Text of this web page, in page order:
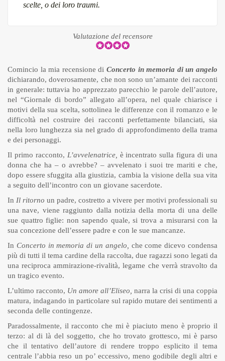
scelte, o dei loro traumi.
Valutazione del recensore
Comincio la mia recensione di Concerto in memoria di un angelo
dichiarando, doverosamente, che non sono un’amante dei racconti
in generale: tuttavia ho apprezzato parecchio le parole dell’autore,
nel “Giornale di bordo” allegato all’opera, nel quale chiarisce i
motivi della sua scelta, sottolinea le differenze con il romanzo e le
difficoltà nel costruire dei racconti perfettamente bilanciati, sia
nella loro lunghezza sia nel grado di approfondimento della trama
e dei personaggi.
Il primo racconto, L’avvelenatrice, è incentrato sulla figura di una
donna che ha – o avrebbe? – avvelenato i suoi tre mariti e che,
dopo essere sfuggita alla giustizia, cambia la visione della sua vita
a seguito dell’incontro con un giovane sacerdote.
In Il ritorno un padre, costretto a vivere per motivi professionali su
una nave, viene raggiunto dalla notizia della morta di una delle
sue quattro figlie: non sapendo quale, si trova a misurarsi con la
sua concezione dell’essere padre e con le sue mancanze.
In Concerto in memoria di un angelo, che come dicevo condensa
più di tutti il tema cardine della raccolta, due ragazzi sono legati da
una reciproca ammirazione-rivalità, legame che verrà stravolto da
un tragico evento.
L’ultimo racconto, Un amore all’Eliseo, narra la crisi di una coppia
matura, indagando in particolare sul rapido mutare dei sentimenti a
seconda delle contingenze.
Paradossalmente, il racconto che mi è piaciuto meno è proprio il
terzo: al di là del soggetto, che ho trovato grottesco, mi è parso
che il tentativo dell’autore di rendere troppo esplicito il tema
centrale l’abbia reso un po’ eccessivo, meno godibile degli altri e